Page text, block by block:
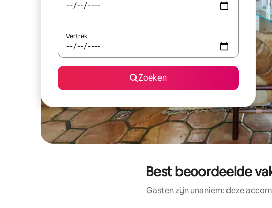
Vertrek
Zoeken
Best beoordeelde
Gasten zijn unaniem: deze